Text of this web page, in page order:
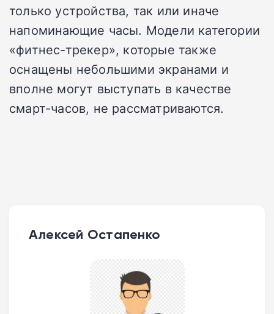
только устройства, так или иначе
напоминающие часы. Модели категории
«фитнес-трекер», которые также
оснащены небольшими экранами и
вполне могут выступать в качестве
смарт-часов, не рассматриваются.
Алексей Остапенко